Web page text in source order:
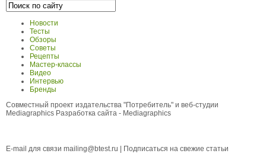
Новости
Тесты
Обзоры
Советы
Рецепты
Мастер-классы
Видео
Интервью
Бренды
Совместный проект издательства "Потребитель" и веб-студии
Mediagraphics Разработка сайта - Mediagraphics
E-mail для связи mailing@btest.ru
Подписаться на свежие статьи